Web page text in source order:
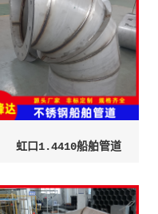
虹口1.4410船舶管道